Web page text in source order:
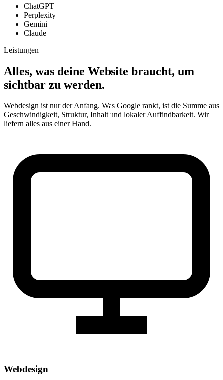
ChatGPT
Perplexity
Gemini
Claude
Leistungen
Alles, was deine Website braucht, um
sichtbar zu werden.
Webdesign ist nur der Anfang. Was Google rankt, ist die Summe aus
Geschwindigkeit, Struktur, Inhalt und lokaler Auffindbarkeit. Wir
liefern alles aus einer Hand.
Webdesign